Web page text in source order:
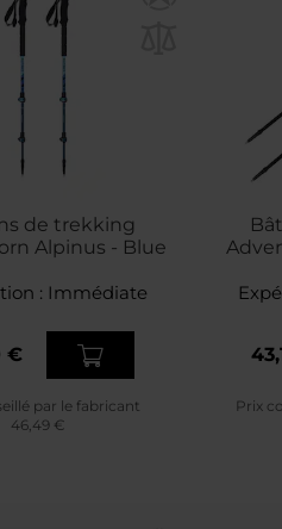
de trekking
Alpinus - Blue
: Immédiate
€
par le fabricant
46,49 €
Prix